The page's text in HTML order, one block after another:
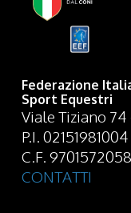
Federazione
Sport Equestri
Viale Tiziano 74
P.I. 02151981004
C.F.
CONTATTI